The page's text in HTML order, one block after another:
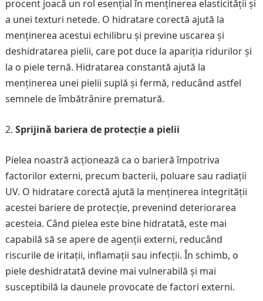
procent joacă un rol esențial în menținerea elasticității și
a unei texturi netede. O hidratare corectă ajută la
menținerea acestui echilibru și previne uscarea și
deshidratarea pielii, care pot duce la apariția ridurilor și
la o piele ternă. Hidratarea constantă ajută la
menținerea unei pielii suplă și fermă, reducând astfel
semnele de îmbătrânire prematură.
Sprijină bariera de protecție a pielii
Pielea noastră acționează ca o barieră împotriva
factorilor externi, precum bacterii, poluare sau radiații
UV. O hidratare corectă ajută la menținerea integrității
acestei bariere de protecție, prevenind deteriorarea
acesteia. Când pielea este bine hidratată, este mai
capabilă să se apere de agenții externi, reducând
riscurile de iritații, inflamații sau infecții. În schimb, o
piele deshidratată devine mai vulnerabilă și mai
susceptibilă la daunele provocate de factori externi.